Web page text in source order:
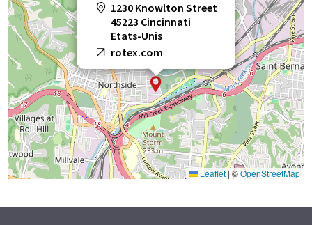
1230 Knowlton Street
45223 Cincinnati
Etats-Unis
rotex.com
Leaflet|©OpenStreetMap